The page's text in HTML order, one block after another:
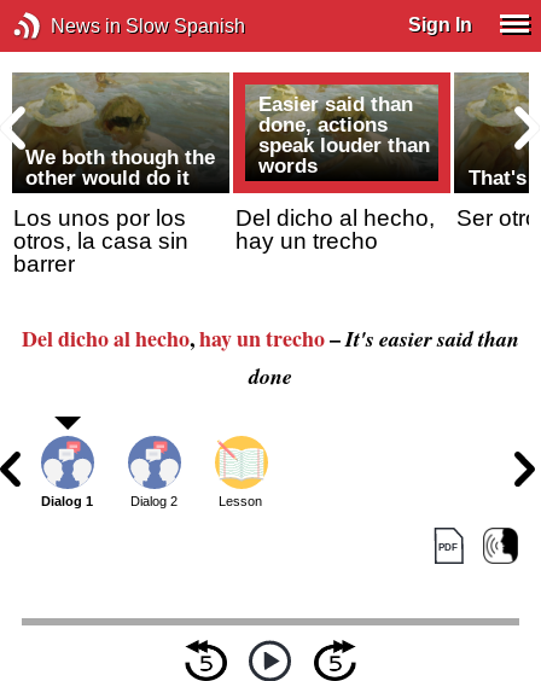
News in Slow Spanish Sign In
We both though the
other would do it
Los unos por los
otros, la casa sin
barrer
Easier said than
done, actions
speak louder than
words
Del dicho al hecho,
hay un trecho
That's
Ser
Del dicho al hecho,hay un trecho–It's easier said than
done
Dialog 1 Dialog 2 Lesson